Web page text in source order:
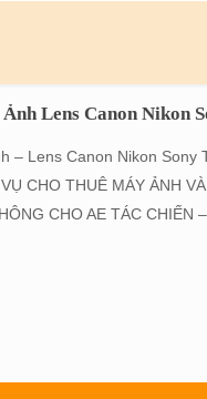
Lens Canon Nikon
– Lens Canon Nikon Sony
CHO THUÊ MÁY ẢNH
CHO AE TÁC